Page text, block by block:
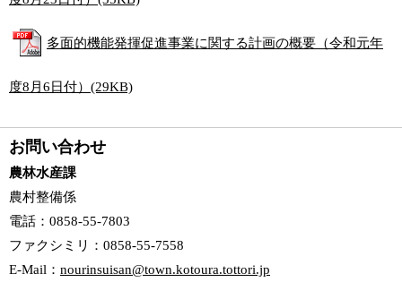
多面的機能発揮促進事業に関する計画の概要（令和元年
度8月6日付）(29KB)
お問い合わせ
農林水産課
農村整備係
電話 ：0858-55-7803
ファクシミリ
：0858-55-7558
E-Mail ： nourinsuisan@town.kotoura.tottori.jp